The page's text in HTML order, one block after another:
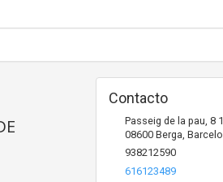
Contacto
Passeig de la pau, 8
08600 Berga,
938212590
616123489